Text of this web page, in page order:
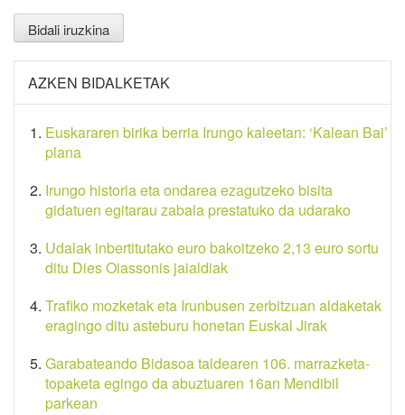
AZKEN BIDALKETAK
Euskararen birika berria Irungo kaleetan: ‘Kalean Bai’
plana
Irungo historia eta ondarea ezagutzeko bisita
gidatuen egitarau zabala prestatuko da udarako
Udalak inbertitutako euro bakoitzeko 2,13 euro sortu
ditu Dies Oiassonis jaialdiak
Trafiko mozketak eta Irunbusen zerbitzuan aldaketak
eragingo ditu asteburu honetan Euskal Jirak
Garabateando Bidasoa taldearen 106. marrazketa-
topaketa egingo da abuztuaren 16an Mendibil
parkean